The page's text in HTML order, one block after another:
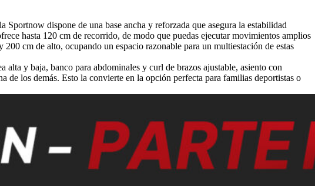
dispone de una base ancha y reforzada que asegura la estabilidad
hasta 120 cm de recorrido, de modo que puedas ejecutar movimientos amplios
cm de alto, ocupando un espacio razonable para un multiestación de estas
alta y baja, banco para abdominales y curl de brazos ajustable, asiento con
los demás. Esto la convierte en la opción perfecta para familias deportistas o